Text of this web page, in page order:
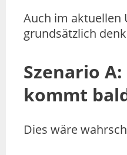
Auch im aktuellen
grundsätzlich
Szenario
kommt
Dies wäre